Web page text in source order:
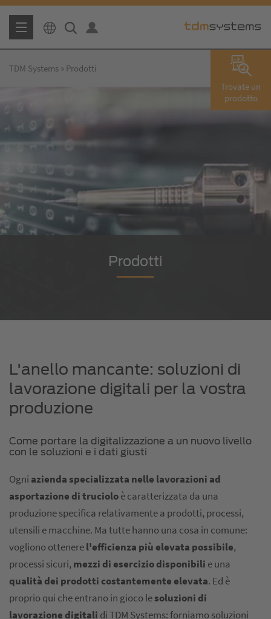
Trovate un
prodotto
TDM Systems Prodotti
Prodotti
L'anello mancante: soluzioni di
lavorazione digitali per la vostra
produzione
Come portare la digitalizzazione a un nuovo livello
con le soluzioni e i dati giusti
Ogni azienda specializzata nelle lavorazioni ad
asportazione di trucioloè caratterizzata da una
produzione specifica relativamente a prodotti, processi,
utensili e macchine. Ma tutte hanno una cosa in comune:
vogliono ottenerel'efficienza più elevata possibile,
processi sicuri, mezzi di esercizio disponibili e una
qualità dei prodotti costantemente elevata. Ed è
proprio qui che entrano in gioco lesoluzioni di
lavorazione digitali di TDM Systems: forniamo soluzioni